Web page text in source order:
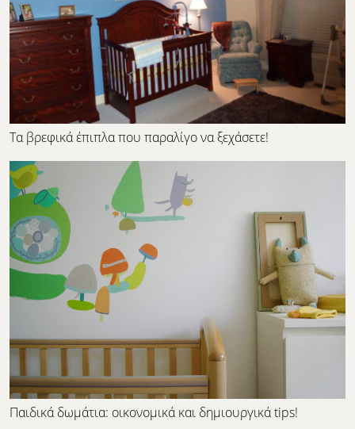
Τα βρεφικά έπιπλα που παραλίγο να ξεχάσετε!
Παιδικά δωμάτια: οικονομικά και δημιουργικά tips!